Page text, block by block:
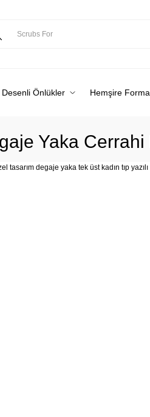
Desenli Önlükler Hemşire
Yaka Cerrahi